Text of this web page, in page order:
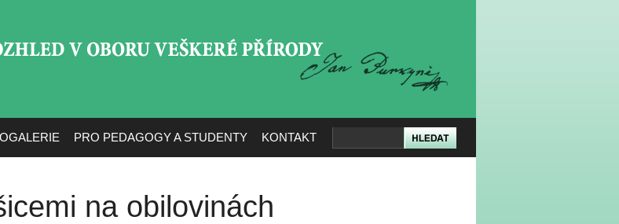
PRO PEDAGOGY A STUDENTY KONTAKT
na obilovinách